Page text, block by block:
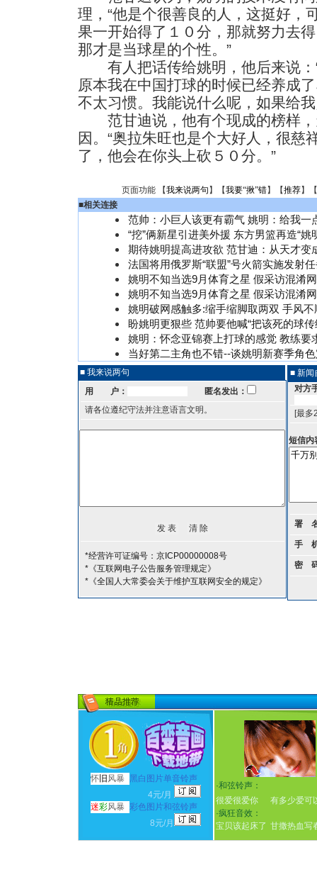
理，“他是个很善良的人，这挺好，
果一开始得了１０分，那就努力去
那才是当球星的个性。”
有人把话传给姚明，他后来说：
原本我在中国打球的时候已经养成
不太习惯。我能说什么呢，如果给
范甘迪说，他有个现成的榜样，
因。“奥拉朱旺也是个大好人，很慈
了，他会在你头上砍５０分。”
页面功能 【我来说两句 】【我要“揪”错】【推荐】
■相关连接
范帅：小巨人该更有霸气 姚明：给我一
“挖”俩新星引进美外援 东方男篮再造“姚
期待姚明提高进攻欲 范甘迪：从天才变
法国将用俄罗斯“联盟”号火箭实施发射
姚明不知当选9月体育之星 假采访混淆
姚明不知当选9月体育之星 假采访混淆
姚明破网感触多:缩手缩脚取两双 手风不
盼姚明更狠些 范帅要他喊“把该死的球传
姚明：怀念亚锦赛上打球的感觉 教练要
当好第二主角也不错--谈姚明新赛季角
■ 我来说两句
用 户：
匿名发出：
请各位遵纪守法并注意语言文明。
*经营许可证编号：京ICP00000008号
*《互联网电子公告服务管理规定》
*《全国人大常委会关于维护互联网安全的规定》
■ 新闻
对方
[最多
短信内
署
手
密
怀 旧 风暴
黑白图片单音铃声
4元/月
迷彩风暴 彩色图片和弦铃声
8元/月
·和弦铃声：
很爱很爱你
有多少爱可
·疯狂音效：
宝贝该起床了 甘撒热血写